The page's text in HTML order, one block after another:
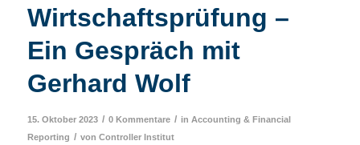
Wirtschaftsprüfung –
Ein Gespräch mit
Gerhard Wolf
15. Oktober 2023 / 0 Kommentare / in Accounting & Financial
Reporting / von Controller Institut